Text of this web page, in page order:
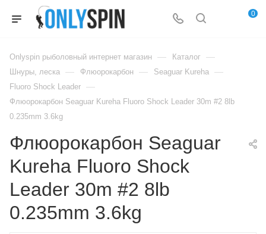
0
Onlyspin рыболовный интернет магазин — Каталог —
Шнуры, леска — Флюорокарбон — Seaguar Kureha —
Fluoro Shock Leader —
Флюорокарбон Seaguar Kureha Fluoro Shock Leader 30m #2 8lb
0.235mm 3.6kg
Флюорокарбон Seaguar
Kureha Fluoro Shock
Leader 30m #2 8lb
0.235mm 3.6kg